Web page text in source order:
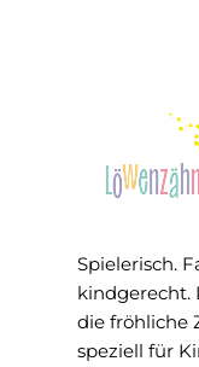
Spielerisch.
kindgerecht.
die fröhliche
speziell für